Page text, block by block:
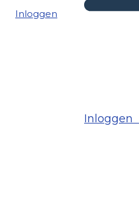
Inloggen
Inloggen